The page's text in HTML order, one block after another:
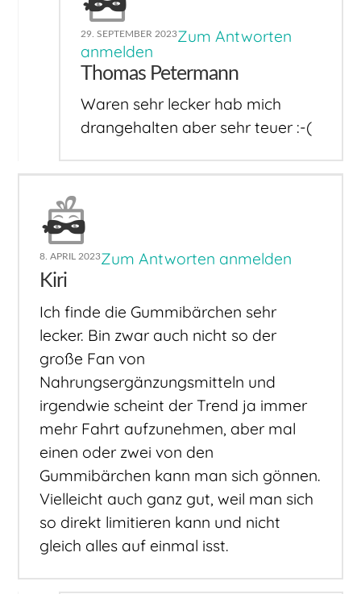
29. SEPTEMBER 2023Zum Antworten
anmelden
Thomas Petermann
Waren sehr lecker hab mich
drangehalten aber sehr teuer :-(
8. APRIL 2023Zum Antworten anmelden
Kiri
Ich finde die Gummibärchen sehr
lecker. Bin zwar auch nicht so der
große Fan von
Nahrungsergänzungsmitteln und
irgendwie scheint der Trend ja immer
mehr Fahrt aufzunehmen, aber mal
einen oder zwei von den
Gummibärchen kann man sich gönnen.
Vielleicht auch ganz gut, weil man sich
so direkt limitieren kann und nicht
gleich alles auf einmal isst.